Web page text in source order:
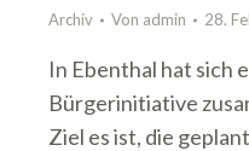
Archiv Von admin 28.
In Ebenthal hat sich
Bürgerinitiative
Ziel es ist, die